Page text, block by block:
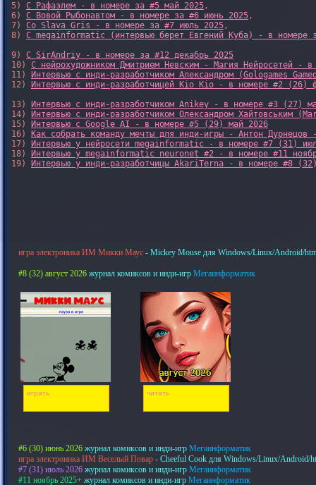
5) С Рафаэлем - в номере за #5 май 2025,
6) С Вовой Рыбонавтом - в номере за #6 июнь 2025,
7) Со Slava Gris - в номере за #7 июль 2025,
8) С megainformatic (интервью берет Евгений Куба) - в номере
9) С SirAndriy - в номере за #12 декабрь 2025
10) С нейрохудожником Дмитрием Невским - Магия Нейросетей -
11)
Интервью с инди-разработчиком Александром (Gologames
12)
Интервью с инди-разработчицей Kio Kio - в номере #2 (26)
13)
Интервью с инди-разработчиком Anikey - в номере #3 (27)
14)
Интервью с инди-разработчиком Олександром Хайтовським
15)
Интервью с Google AI - в номере #5 (29) май 2026
16)
Как собрать команду мечты для инди-игры - Антон
17)
Интервью у нейросети megainformatic - в номере #7 (31)
18)
Интервью у megainformatic neuronet #2 - в номере #11
19)
Интервью у инди-разработчицы AkariTerna - в номере #8
игра электроника ИМ Микки Маус - Mickey Mouse для Windows/Linux/Android/
#8 (32) август 2026 журнал комиксов и инди-игр Мегаинформатик
играть читать
#6 (30) июнь 2026 журнал комиксов и инди-игр Мегаинформатик
игра электроника ИМ Веселый Повар - Cheeful Cook для Windows/Linux/Android/
#7 (31) июль 2026 журнал комиксов и инди-игр Мегаинформатик
#11 ноябрь 2025+ журнал комиксов и инди-игр Мегаинформатик